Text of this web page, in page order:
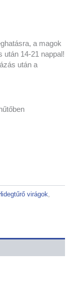
a magok
után 14-21 nappal!
után a
virágok